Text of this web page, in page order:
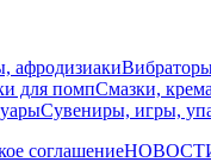
афродизиаки
для помпСмазки,
Сувениры, игры,
соглашение